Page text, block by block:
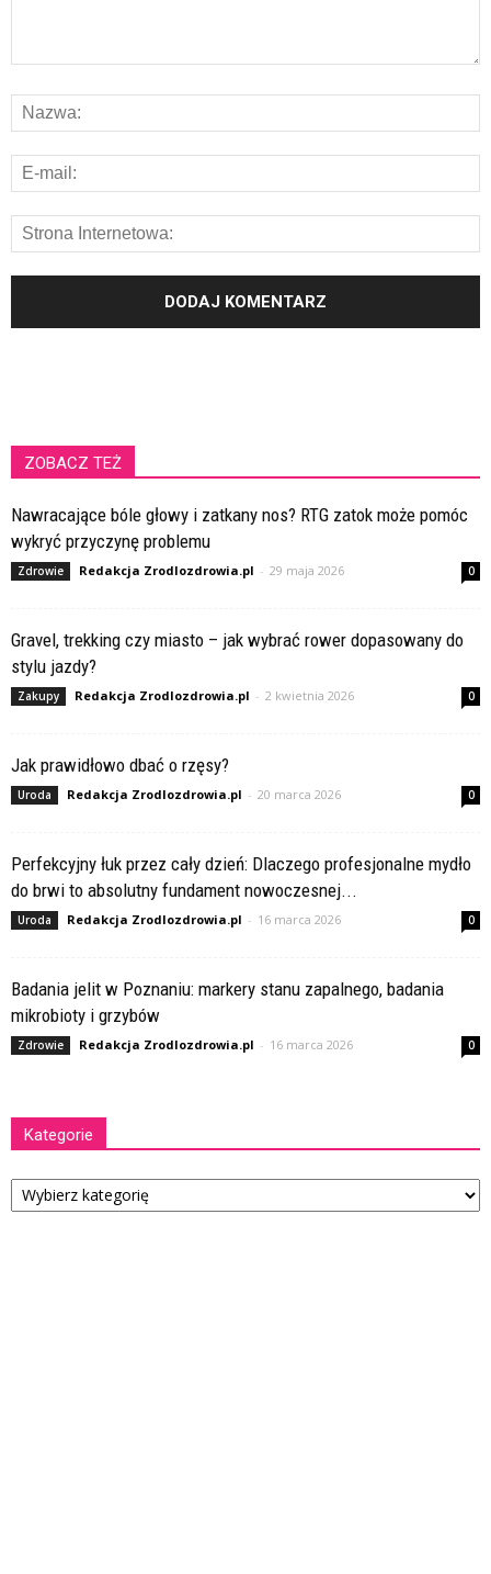
ZOBACZ TEŻ
Nawracające bóle głowy i zatkany nos? RTG zatok może pomóc
wykryć przyczynę problemu
Zdrowie Redakcja Zrodlozdrowia.pl - 29 maja 2026 0
Gravel, trekking czy miasto – jak wybrać rower dopasowany do
stylu jazdy?
Zakupy Redakcja Zrodlozdrowia.pl - 2 kwietnia 2026 0
Jak prawidłowo dbać o rzęsy?
Uroda Redakcja Zrodlozdrowia.pl - 20 marca 2026 0
Perfekcyjny łuk przez cały dzień: Dlaczego profesjonalne mydło
do brwi to absolutny fundament nowoczesnej...
Uroda Redakcja Zrodlozdrowia.pl - 16 marca 2026 0
Badania jelit w Poznaniu: markery stanu zapalnego, badania
mikrobioty i grzybów
Zdrowie Redakcja Zrodlozdrowia.pl - 16 marca 2026 0
Kategorie
Kategorie